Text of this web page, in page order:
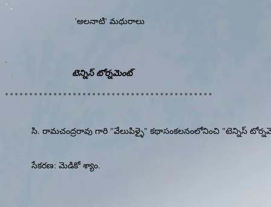
'అలనాటి' మధురాలు
టెన్నిస్ టోర్నమెంట్
సి. రామచంద్రరావు గారి "వేలుపిళ్ళై" కథాసంకలనంలోనించి "టెన్నిస్
సేకరణ: మెడికో శ్యాం.